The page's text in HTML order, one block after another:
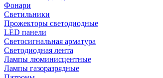
Фонари
Светильники
Прожекторы светодиодные
LED панели
Светосигнальная арматура
Светодиодная лента
Лампы люминисцентные
Лампы газоразрядные